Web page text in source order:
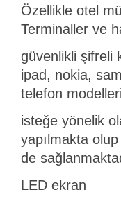
Özellikle otel
Terminaller ve
güvenlikli şifreli
ipad, nokia,
telefon
isteğe yönelik
yapılmakta
de
LED ekran